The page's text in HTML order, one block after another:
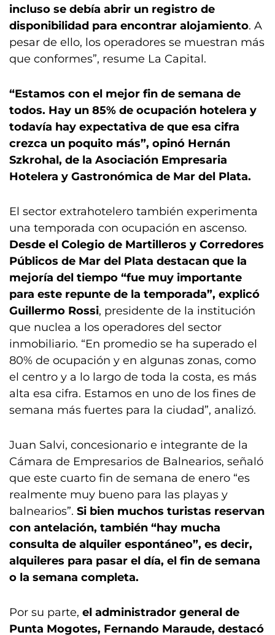
incluso se debía abrir un registro de
disponibilidad para encontrar alojamiento. A
pesar de ello, los operadores se muestran más
que conformes”, resume La Capital.
“Estamos con el mejor fin de semana de
todos. Hay un 85% de ocupación hotelera y
todavía hay expectativa de que esa cifra
crezca un poquito más”, opinó Hernán
Szkrohal, de la Asociación Empresaria
Hotelera y Gastronómica de Mar del Plata.
El sector extrahotelero también experimenta
una temporada con ocupación en ascenso.
Desde el Colegio de Martilleros y Corredores
Públicos de Mar del Plata destacan que la
mejoría del tiempo “fue muy importante
para este repunte de la temporada”, explicó
Guillermo Rossi, presidente de la institución
que nuclea a los operadores del sector
inmobiliario. “En promedio se ha superado el
80% de ocupación y en algunas zonas, como
el centro y a lo largo de toda la costa, es más
alta esa cifra. Estamos en uno de los fines de
semana más fuertes para la ciudad”, analizó.
Juan Salvi, concesionario e integrante de la
Cámara de Empresarios de Balnearios, señaló
que este cuarto fin de semana de enero “es
realmente muy bueno para las playas y
balnearios”. Si bien muchos turistas reservan
con antelación, también “hay mucha
consulta de alquiler espontáneo”, es decir,
alquileres para pasar el día, el fin de semana
o la semana completa.
Por su parte, el administrador general de
Punta Mogotes, Fernando Maraude, destacó